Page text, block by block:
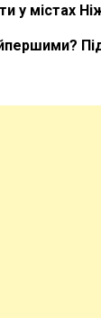
у містах